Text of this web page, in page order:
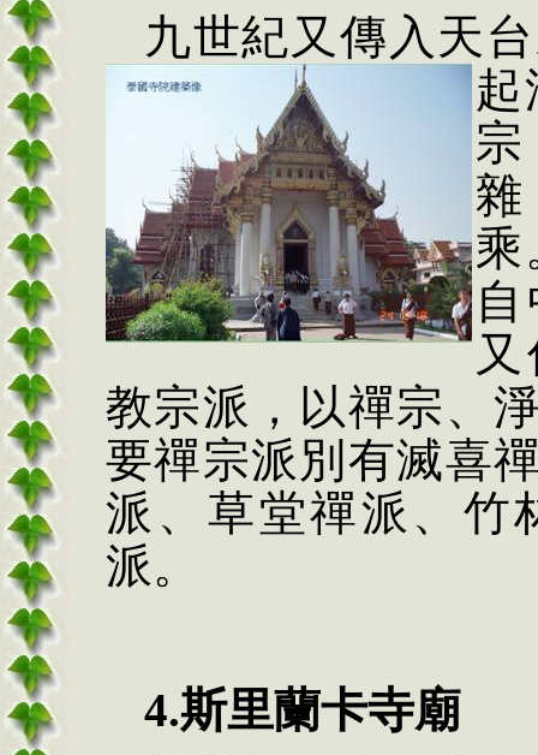
九世紀又傳入天
起
宗
雜
乘
教宗派，以禪宗、
要禪宗派別有滅喜
派、草堂禪派、竹
派。
4.斯里蘭卡寺廟